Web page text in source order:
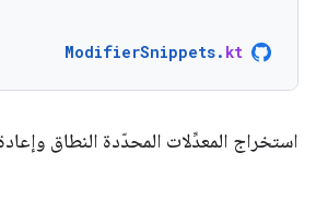
ModifierSnippets. kt
استخراج المعدِّلات المحدّدة النطاق